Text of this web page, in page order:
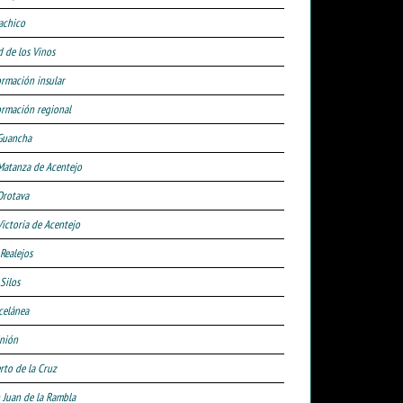
de los Vinos
insular
regional
de Acentejo
de Acentejo
de la Cruz
Juan de la Rambla